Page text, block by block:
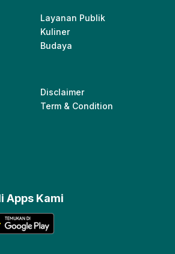
Layanan Publik
Kuliner
Budaya
Disclaimer
Term & Condition
Apps Kami